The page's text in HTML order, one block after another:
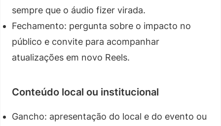
sempre que o áudio fizer virada.
Fechamento: pergunta sobre o impacto no
público e convite para acompanhar
atualizações em novo Reels.
Conteúdo local ou institucional
Gancho: apresentação do local e do evento ou